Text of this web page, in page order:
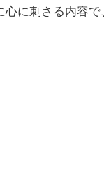
心に刺さる内容